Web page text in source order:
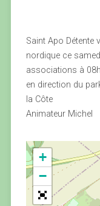
Saint Apo Détente
nordique ce
associations à
en direction du
la Côte
Animateur Michel
+
−